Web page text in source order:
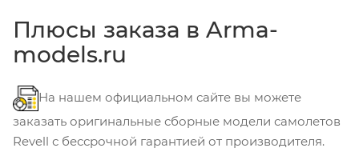
Плюсы заказа в Arma-
models.ru
На нашем официальном сайте вы можете
заказать оригинальные сборные модели самолетов
Revell с бессрочной гарантией от производителя.